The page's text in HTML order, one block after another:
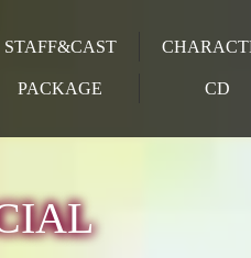
STAFF&CAST
PACKAGE CD